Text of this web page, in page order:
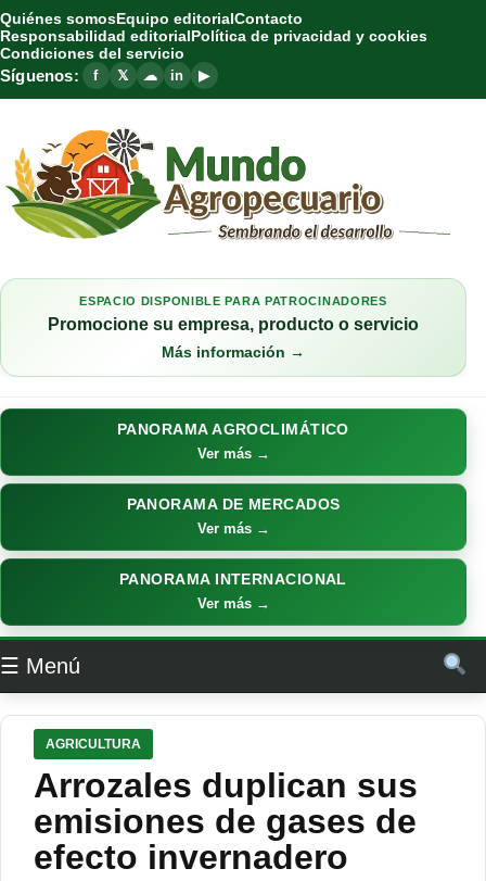
Quiénes somosEquipo editorialContacto
Responsabilidad editorialPolítica de privacidad y cookies
Condiciones del servicio
Síguenos: f 𝕏 ☁ in ▶
ESPACIO DISPONIBLE PARA PATROCINADORES
Promocione su empresa, producto o servicio
Más información →
PANORAMA AGROCLIMÁTICO
Ver más →
PANORAMA DE MERCADOS
Ver más →
PANORAMA INTERNACIONAL
Ver más →
☰ Menú
AGRICULTURA
Arrozales duplican sus
emisiones de gases de
efecto invernadero